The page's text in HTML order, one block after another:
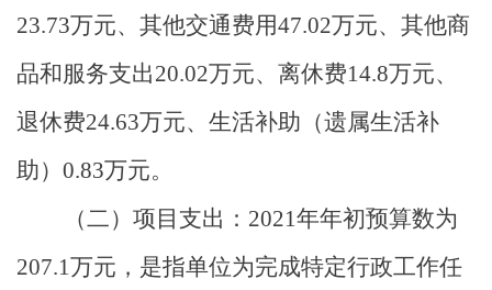
23.73万元、其他交通费用47.02万元、其他商
品和服务支出20.02万元、离休费14.8万元、
退休费24.63万元、生活补助（遗属生活补
助） 0.83万元。
（二）项目支出： 2021年年初预算数为
207.1万元，是指单位为完成特定行政工作任